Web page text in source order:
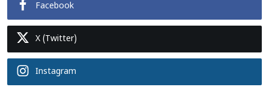
Facebook
X (Twitter)
Instagram